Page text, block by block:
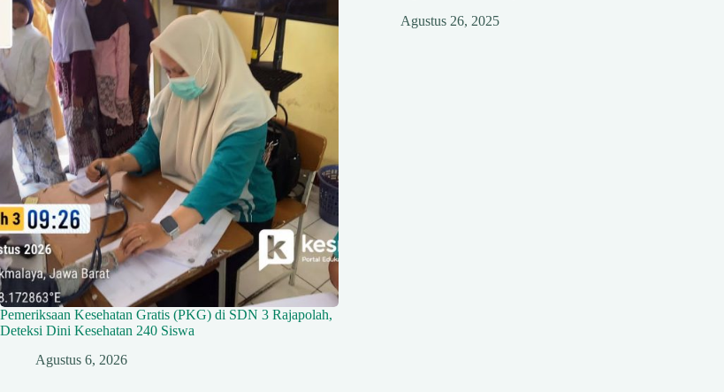
Pemeriksaan Kesehatan Gratis (PKG) di SDN 3 Rajapolah,
Deteksi Dini Kesehatan 240 Siswa
Agustus 6, 2026
Agustus 26, 2025